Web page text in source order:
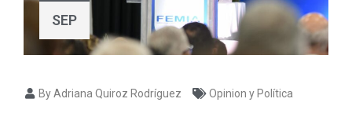
SEP
By Adriana Quiroz Rodríguez Opinion y Política